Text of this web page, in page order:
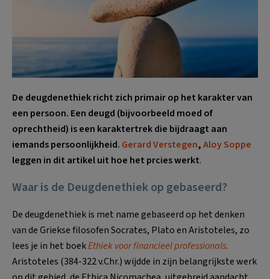
De deugdenethiek richt zich primair op het karakter van
een persoon. Een deugd (bijvoorbeeld moed of
oprechtheid) is een karaktertrek die bijdraagt aan
iemands persoonlijkheid. Gerard Verstegen,Aloy Soppe
leggen in dit artikel uit hoe het prcies werkt.
Waar is de Deugdenethiek op gebaseerd?
De deugdenethiek is met name gebaseerd op het denken
van de Griekse filosofen Socrates, Plato en Aristoteles, zo
lees je in het boekEthiek voor financieel professionals.
Aristoteles (384-322 v.Chr.) wijdde in zijn belangrijkste werk